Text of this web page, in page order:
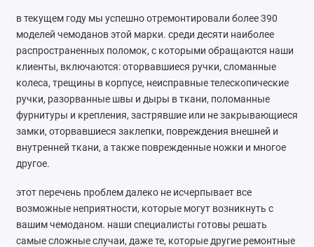
Показать все
в текущем году мы успешно отремонтировали более 390
моделей чемоданов этой марки. среди десяти наиболее
распространенных поломок, с которыми обращаются наши
клиенты, включаются: оторвавшиеся ручки, сломанные
колеса, трещины в корпусе, неисправные телескопические
ручки, разорванные швы и дыры в ткани, поломанные
фурнитуры и крепления, застрявшие или не закрывающиеся
замки, оторвавшиеся заклепки, повреждения внешней и
внутренней ткани, а также поврежденные ножки и многое
другое.
этот перечень проблем далеко не исчерпывает все
возможные неприятности, которые могут возникнуть с
вашим чемоданом. наши специалисты готовы решать
самые сложные случаи, даже те, которые другие ремонтные